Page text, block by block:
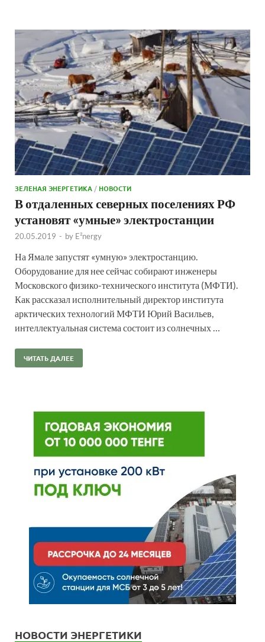
ЗЕЛЕНАЯ ЭНЕРГЕТИКА /НОВОСТИ
В отдаленных северных поселениях РФ
установят «умные» электростанции
20.05.2019 - by E²nergy
На Ямале запустят «умную» электростанцию.
Оборудование для нее сейчас собирают инженеры
Московского физико-технического института (МФТИ).
Как рассказал исполнительный директор института
арктических технологий МФТИ Юрий Васильев,
интеллектуальная система состоит из солнечных …
ЧИТАТЬ ДАЛЕЕ
НОВОСТИ ЭНЕРГЕТИКИ